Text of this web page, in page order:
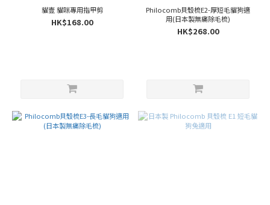
貓壹 貓咪專用指甲剪
HK$168.00
Philocomb貝殼梳E2-厚短毛貓狗適
用(日本製無痛除毛梳)
HK$268.00